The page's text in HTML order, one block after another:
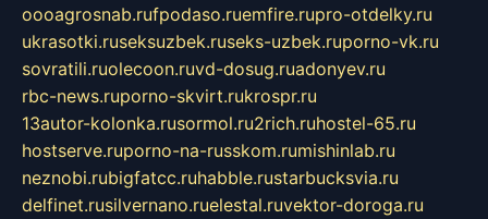
oooagrosnab.rufpodaso.ruemfire.rupro-otdelky.ru
ukrasotki.ruseksuzbek.ruseks-uzbek.ruporno-vk.ru
sovratili.ruolecoon.ruvd-dosug.ruadonyev.ru
rbc-news.ruporno-skvirt.rukrospr.ru
13autor-kolonka.rusormol.ru2rich.ruhostel-65.ru
hostserve.ruporno-na-russkom.rumishinlab.ru
neznobi.rubigfatcc.ruhabble.rustarbucksvia.ru
delfinet.rusilvernano.ruelestal.ruvektor-doroga.ru